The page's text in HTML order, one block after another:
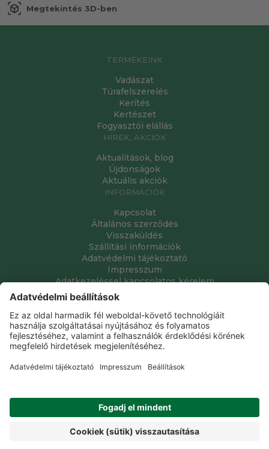
view_in_ar Megtekintés 3D-ben
TERMÉKEINK
Vadászat
Túrafelszerelés
Kerítés
Kertészet
Fogyasztói elállás
HÍREK, AKCIÓK
Aktualitások, blog
Újdonságok
Aktuális akciók
INFORMÁCIÓK
Kapcsolat
Általános szerződés
Visszaküldés
Szállítási információk
Adatvédelmi tájékoztató
Impresszum
Adatkezeléssel kapcsolatos kérelem
Grube Kft. © 2009 - 2026. Minden jog fenntartva. All rights
reserved.
Tervezte és készítette:
Vision-Software, az Octopus 8 ERP